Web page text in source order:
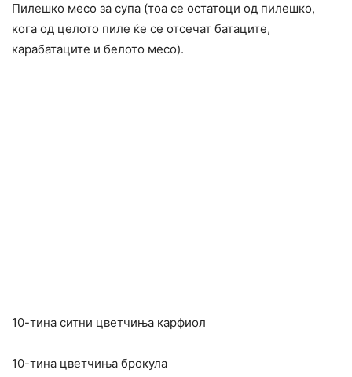
Пилешко месо за супа (тоа се остатоци од пилешко,
кога од целото пиле ќе се отсечат батаците,
карабатаците и белото месо).
10-тина ситни цветчиња карфиол
10-тина цветчиња брокула